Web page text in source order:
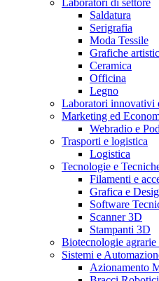
Saldatura
Serigrafia
Moda Tessile
Grafiche
Ceramica
Officina
Legno
Laboratori innovativi
Marketing ed
Webradio e
Trasporti e logistica
Logistica
Tecnologie e
Filamenti e
Grafica e
Software
Scanner 3D
Stampanti 3D
Biotecnologie agrarie
Sistemi e
Azionamento